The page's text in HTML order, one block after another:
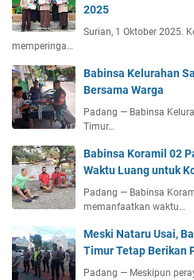
2025
Surian, 1 Oktober 2025.
memperinga…
Babinsa Kelurahan
Bersama Warga
Padang — Babinsa
Timur…
Babinsa Koramil 02
Waktu Luang untuk
Padang — Babinsa
memanfaatkan waktu…
Meski Nataru Usai,
Timur Tetap Berikan
Padang — Meskipun